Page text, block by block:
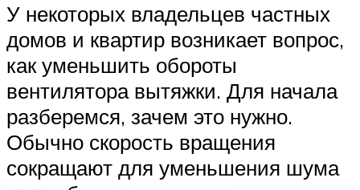
У некоторых владельцев частных
домов и квартир возникает вопрос,
как уменьшить обороты
вентилятора вытяжки. Для начала
разберемся, зачем это нужно.
Обычно скорость вращения
сокращают для уменьшения шума